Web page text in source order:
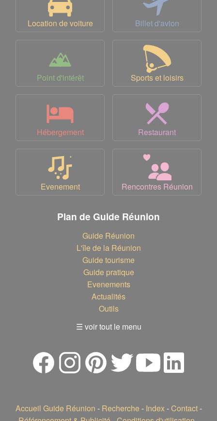
Location de voiture Billet d'avion
Point d'intérêt Sports et loisirs
Hébergement Restaurant
Evenement Rencontres Réunion
Plan de Guide Réunion
Guide Réunion
L'île de la Réunion
Guide tourisme
Guide pratique
Evenements
Actualités
Outils
☰ voir tout le menu
Accueil Guide Réunion - Recherche - Index- Contact-